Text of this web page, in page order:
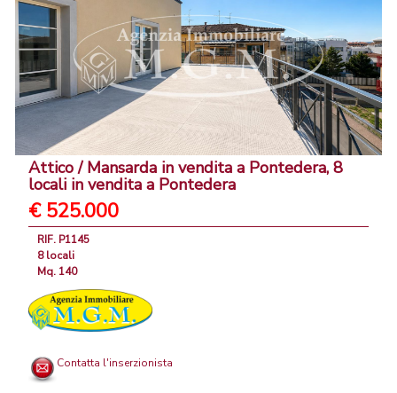
Attico / Mansarda in vendita a Pontedera, 8
locali in vendita a Pontedera
€ 525.000
RIF. P1145
8 locali
Mq. 140
Contatta l'inserzionista